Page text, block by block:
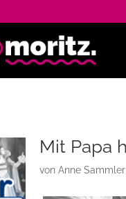
Mit Papa
vonAnne Sammler